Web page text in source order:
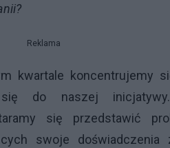
Reklama
kwartale koncentrujemy
się do naszej
się przedstawić
swoje